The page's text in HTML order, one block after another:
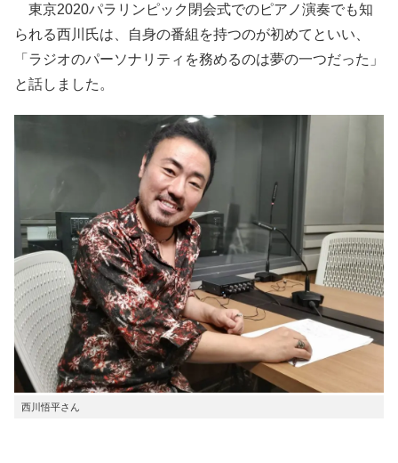
東京2020パラリンピック閉会式でのピアノ演奏でも知
られる西川氏は、自身の番組を持つのが初めてといい、
「ラジオのパーソナリティを務めるのは夢の一つだった」
と話しました。
西川悟平さん